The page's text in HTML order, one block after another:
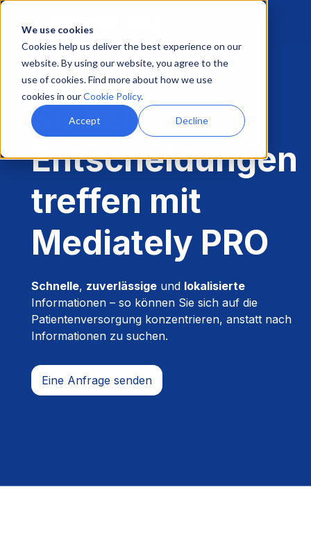
We use cookies
Cookies help us deliver the best experience on our
website. By using our website, you agree to the
use of cookies. Find more about how we use
cookies in ourCookie Policy.
Accept Decline
Sicher
Entscheidungen
treffen mit
Mediately PRO
Schnelle, zuverlässige und lokalisierte
Informationen – so können Sie sich auf die
Patientenversorgung konzentrieren, anstatt nach
Informationen zu suchen.
Eine Anfrage senden